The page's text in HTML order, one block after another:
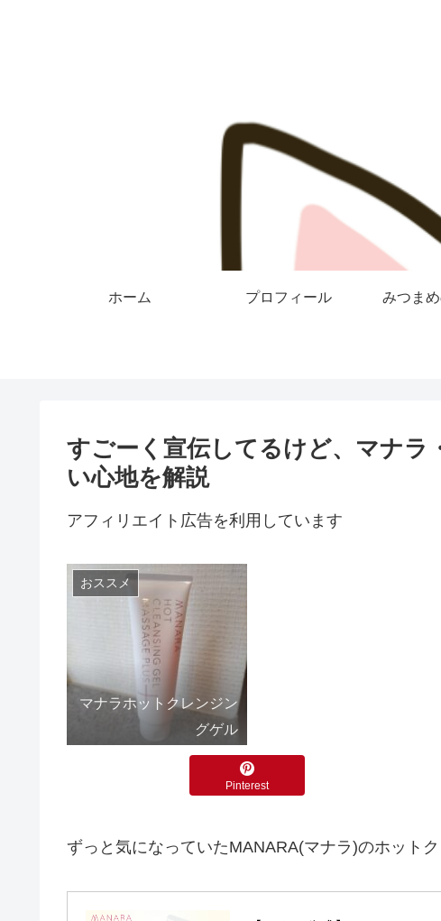
ホーム プロフィール みつま
すごーく宣伝してるけど、マナ
い心地を解説
アフィリエイト広告を利用しています
おススメ
マナラホットクレンジン
グゲル
Pinterest
ずっと気になっていたMANARA(マナラ)のホット